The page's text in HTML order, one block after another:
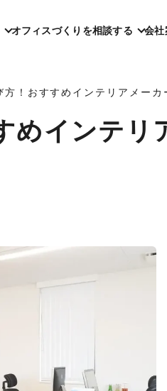
オフィスづくりを相談する 会社
方！おすすめインテリアメーカ
インテリ